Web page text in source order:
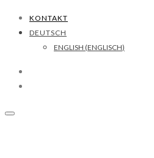
KONTAKT
DEUTSCH
ENGLISH (ENGLISCH)